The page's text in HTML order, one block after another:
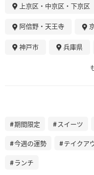
上京区・中京区・下京区
阿倍野・天王寺
神戸市 兵庫県
期間限定 スイーツ
今週の運勢 テイクア
ランチ